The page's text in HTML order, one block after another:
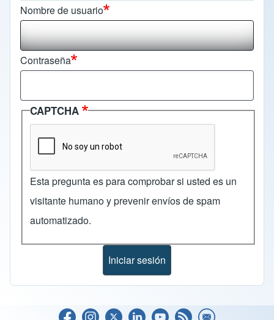
Nombre de usuario
Contraseña
CAPTCHA
Esta pregunta es para comprobar si usted es un
visitante humano y prevenir envíos de spam
automatizado.